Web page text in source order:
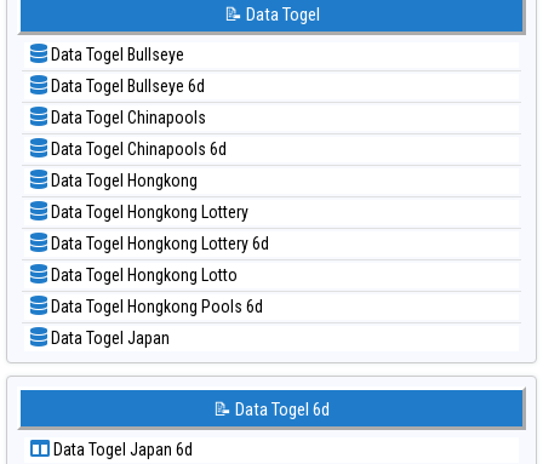
📊 Statistik Sydney Pools 6d
📊 Statistik Taipei
📊 Statistik Taiwan
📝 Pola Dasar Kuda Lari
📝 Pola Dasar Magnum Cambodia
📝 Pola Dasar Nagoya
📝 Pola Dasar North Carolina Day
📝 Pola Dasar Pcso
📝 Pola Dasar Sao Paulo
📝 Pola Dasar Singapore
📝 Pola Dasar Sydney
📝 Pola Dasar Sydney Lottery
📝 Pola Dasar Sydney Lottery 6d
📝 Pola Dasar Sydney Lotto
📝 Pola Dasar Sydney Pools 6d
📝 Pola Dasar Taiwan
📝 Data Togel
Data Togel Bullseye
Data Togel Bullseye 6d
Data Togel Chinapools
Data Togel Chinapools 6d
Data Togel Hongkong
Data Togel Hongkong Lottery
Data Togel Hongkong Lottery 6d
Data Togel Hongkong Lotto
Data Togel Hongkong Pools 6d
Data Togel Japan
Data Togel Japan 6d
Data Togel Kuda Lari
📝 Data Togel 6d
Data Togel Japan 6d